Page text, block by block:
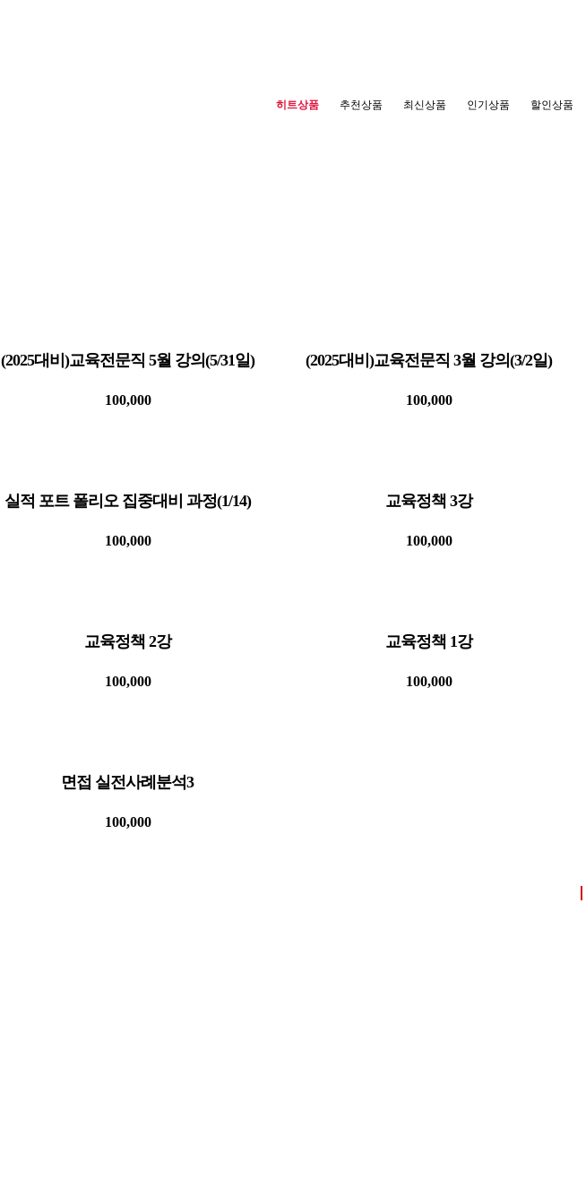
히트상품 추천상품 최신상품 인기상품 할인상품
(2025대비)교육전문직 5월 강의(5/31일)
100,000
(2025대비)교육전문직 3월 강의(3/2일)
100,000
실적 포트 폴리오 집중대비 과정(1/14)
100,000
교육정책 3강
100,000
교육정책 2강
100,000
교육정책 1강
100,000
면접 실전사례분석3
100,000